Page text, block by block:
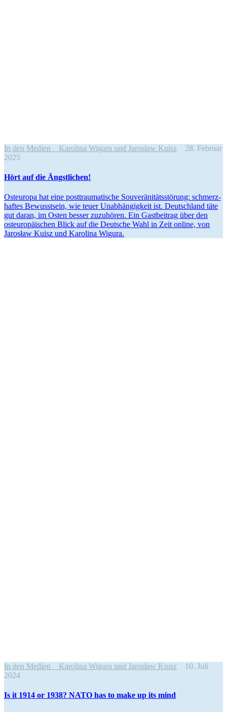
In den Medien Karolina Wigura und Jarosław Kuisz 28. Februar
2025
Hört auf die Ängstlichen!
Osteuropa hat eine posttrau­ma­tische Souve­rä­ni­täts­störung: schmerz­
haftes Bewusstsein, wie teuer Unabhän­gigkeit ist. Deutschland täte
gut daran, im Osten besser zuzuhören. Ein Gastbeitrag über den
osteu­ro­päi­schen Blick auf die Deutsche Wahl in Zeit online, von
Jarosław Kuisz und Karolina Wigura.
In den Medien Karolina Wigura und Jarosław Kuisz 10. Juli
2024
Is it 1914 or 1938? NATO has to make up its mind